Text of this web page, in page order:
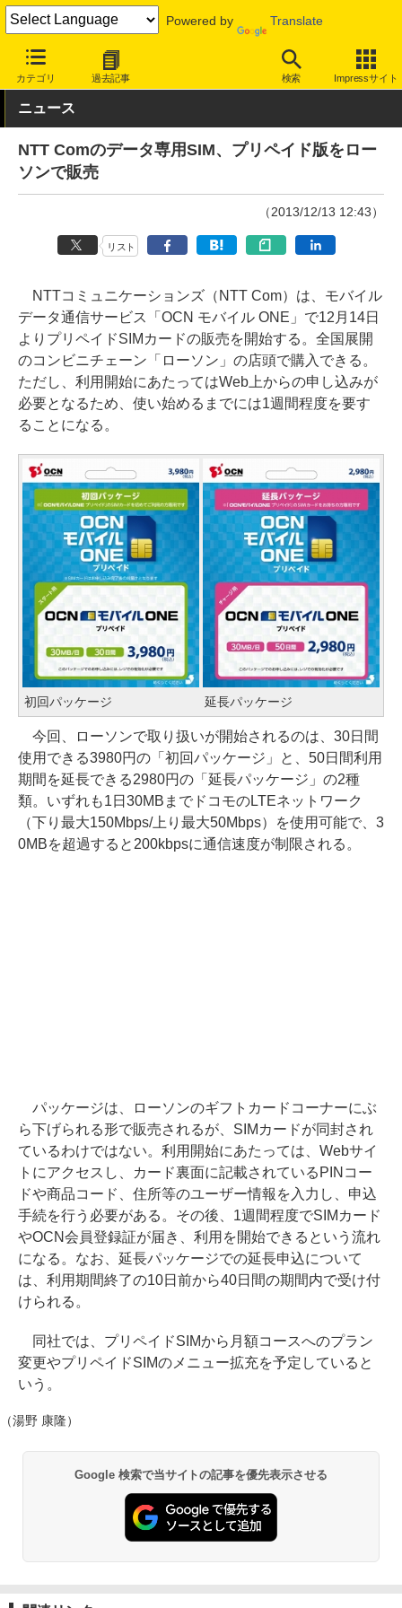
Powered by Translate
カテゴリ 過去記事 検索 Impressサイト
INTERNET Watch サービス/ソフト 携帯回線
ニュース
NTT Comのデータ専用SIM、プリペイド版をロー
ソンで販売
（2013/12/13 12:43）
リスト
NTTコミュニケーションズ（NTT Com）は、モバイル
データ通信サービス「OCN モバイル ONE」で12月14日
よりプリペイドSIMカードの販売を開始する。全国展開
のコンビニチェーン「ローソン」の店頭で購入できる。
ただし、利用開始にあたってはWeb上からの申し込みが
必要となるため、使い始めるまでには1週間程度を要す
ることになる。
初回パッケージ 延長パッケージ
今回、ローソンで取り扱いが開始されるのは、30日間
使用できる3980円の「初回パッケージ」と、50日間利用
期間を延長できる2980円の「延長パッケージ」の2種
類。いずれも1日30MBまでドコモのLTEネットワーク
（下り最大150Mbps/上り最大50Mbps）を使用可能で、3
0MBを超過すると200kbpsに通信速度が制限される。
パッケージは、ローソンのギフトカードコーナーにぶ
ら下げられる形で販売されるが、SIMカードが同封され
ているわけではない。利用開始にあたっては、Webサイ
トにアクセスし、カード裏面に記載されているPINコー
ドや商品コード、住所等のユーザー情報を入力し、申込
手続を行う必要がある。その後、1週間程度でSIMカード
やOCN会員登録証が届き、利用を開始できるという流れ
になる。なお、延長パッケージでの延長申込について
は、利用期間終了の10日前から40日間の期間内で受け付
けられる。
同社では、プリペイドSIMから月額コースへのプラン
変更やプリペイドSIMのメニュー拡充を予定していると
いう。
（湯野 康隆）
Google 検索で当サイトの記事を優先表示させる